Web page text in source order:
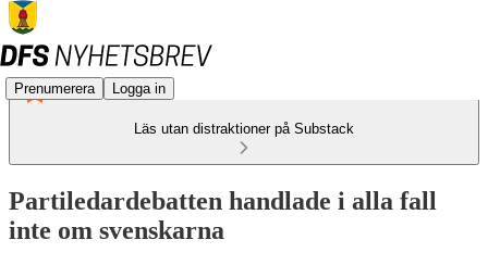
Prenumerera Logga in
Läs utan distraktioner på Substack
Partiledardebatten handlade i alla fall
inte om svenskarna